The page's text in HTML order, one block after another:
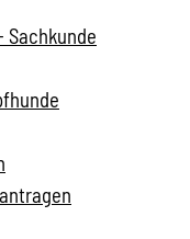
Sachkunde